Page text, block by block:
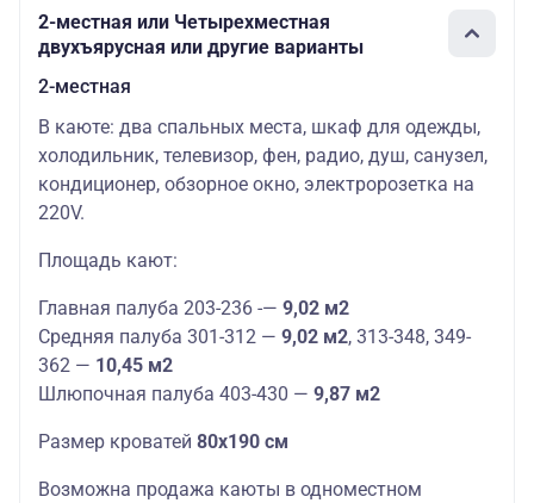
2-местная или Четырехместная
двухъярусная или другие варианты
2-местная
В каюте: два спальных места, шкаф для одежды,
холодильник, телевизор, фен, радио, душ, санузел,
кондиционер, обзорное окно, электророзетка на
220V.
Площадь кают:
Главная палуба 203-236 -— 9,02 м2
Средняя палуба 301-312 — 9,02 м2, 313-348, 349-
362 — 10,45 м2
Шлюпочная палуба 403-430 — 9,87 м2
Размер кроватей 80х190 см
Возможна продажа каюты в одноместном